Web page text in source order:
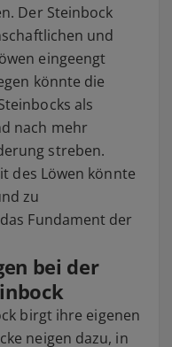
Der Steinbock
und
eingeengt
könnte die
als
nach mehr
streben.
des Löwen könnte
zu
Fundament der
bei der
birgt ihre eigenen
neigen dazu, in